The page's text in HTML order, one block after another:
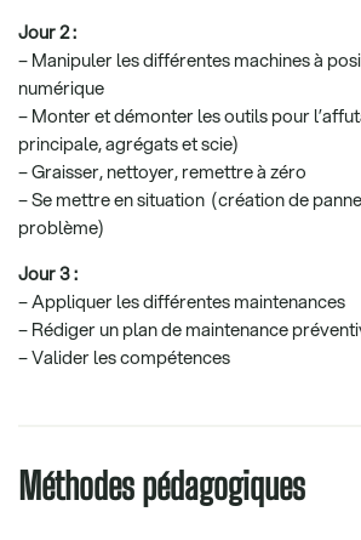
Jour 2 :
– Manipuler les différentes machines à
numérique
– Monter et démonter les outils pour
principale, agrégats et scie)
– Graisser, nettoyer, remettre à zéro
– Se mettre en situation (création de
problème)
Jour 3 :
– Appliquer les différentes maintenances
– Rédiger un plan de maintenance
– Valider les compétences
Méthodes pédagogiques